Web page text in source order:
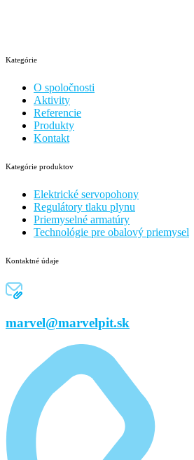
Kategórie
O spoločnosti
Aktivity
Referencie
Produkty
Kontakt
Kategórie produktov
Elektrické servopohony
Regulátory tlaku plynu
Priemyselné armatúry
Technológie pre obalový priemysel
Kontaktné údaje
marvel@marvelpit.sk